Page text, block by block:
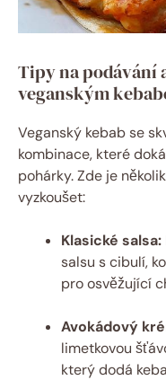
Tipy na podávání
veganským
Veganský kebab se
kombinace, které
pohárky. Zde je
vyzkoušet:
Klasické salsa:
salsu s cibulí,
pro osvěžující
Avokádový
limetkovou
který dodá